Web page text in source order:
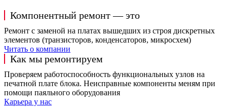
Компонентный ремонт — это
Ремонт с заменой на платах вышедших из строя дискретных
элементов (транзисторов, конденсаторов, микросхем)
Читать о компании
Как мы ремонтируем
Проверяем работоспособность функциональных узлов на
печатной плате блока. Неисправные компоненты меням при
помощи паяльного оборудования
Карьера у нас